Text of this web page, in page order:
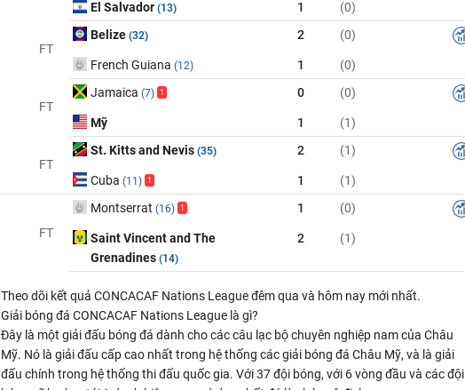
El Salvador (13) 1 (0)
FT
Belize (32) 2 (0)
French Guiana (12) 1 (0)
FT
Jamaica (7) 1 0 (0)
Mỹ 1 (1)
FT
St. Kitts and Nevis (35) 2 (1)
Cuba (11) 1 1 (1)
FT
Montserrat (16) 1 1 (0)
Saint Vincent and The
Grenadines (14)
2 (1)
Theo dõi kết quả CONCACAF Nations League đêm qua và hôm nay mới nhất.
Giải bóng đá CONCACAF Nations League là gì?
Đây là một giải đấu bóng đá dành cho các câu lạc bộ chuyên nghiệp nam của Châu
Mỹ. Nó là giải đấu cấp cao nhất trong hệ thống các giải bóng đá Châu Mỹ, và là giải
đấu chính trong hệ thống thi đấu quốc gia. Với 37 đội bóng, với 6 vòng đầu và các đội